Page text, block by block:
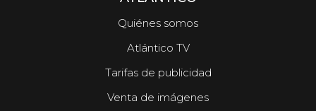
Quiénes somos
Atlántico TV
Tarifas de publicidad
Venta de imágenes